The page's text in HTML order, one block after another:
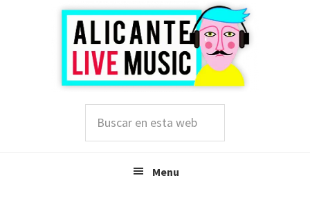
esta
Menu